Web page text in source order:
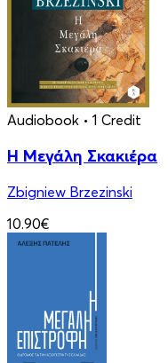
Audiobook • 1 Credit
Η Μεγάλη Σκακιέρα
Zbigniew Brzezinski
10.90€